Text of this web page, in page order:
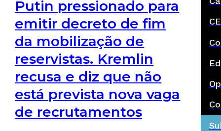
Putin pressionado para
emitir decreto de fim
da mobilização de
reservistas. Kremlin
recusa e diz que não
está prevista nova vaga
de recrutamentos